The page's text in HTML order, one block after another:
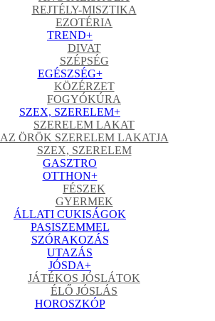
REJTÉLY-MISZTIKA
EZOTÉRIA
TREND+
DIVAT
SZÉPSÉG
EGÉSZSÉG+
KÖZÉRZET
FOGYÓKÚRA
SZEX, SZERELEM+
SZERELEM LAKAT
AZ ÖRÖK SZERELEM LAKATJA
SZEX, SZERELEM
GASZTRO
OTTHON+
FÉSZEK
GYERMEK
ÁLLATI CUKISÁGOK
PASISZEMMEL
SZÓRAKOZÁS
UTAZÁS
JÓSDA+
JÁTÉKOS JÓSLÁTOK
ÉLŐ JÓSLÁS
HOROSZKÓP